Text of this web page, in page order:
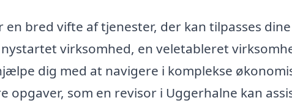
bred vifte af tjenester, der kan tilpasses dine
virksomhed, en veletableret
dig med at navigere i komplekse
opgaver, som en revisor i Uggerhalne kan